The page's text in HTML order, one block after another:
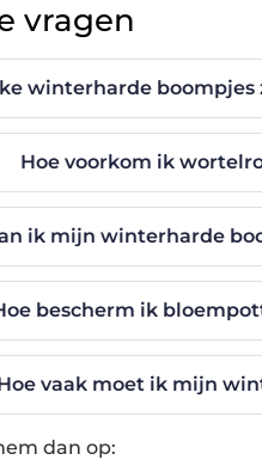
vragen
winterharde
Hoe voorkom ik
ik mijn winterharde
bescherm ik
vaak moet ik mijn
dan op: